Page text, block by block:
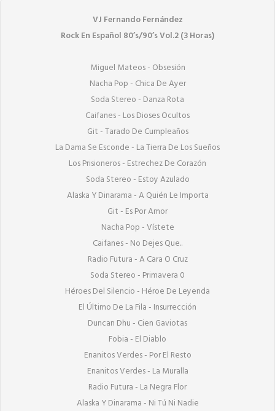
VJ Fernando Fernández
Rock En Español 80’s/90’s Vol.2 (3 Horas)
Miguel Mateos - Obsesión
Nacha Pop - Chica De Ayer
Soda Stereo - Danza Rota
Caifanes - Los Dioses Ocultos
Git - Tarado De Cumpleaños
La Dama Se Esconde - La Tierra De Los Sueños
Los Prisioneros - Estrechez De Corazón
Soda Stereo - Estoy Azulado
Alaska Y Dinarama - A Quién Le Importa
Git - Es Por Amor
Nacha Pop - Vístete
Caifanes - No Dejes Que..
Radio Futura - A Cara O Cruz
Soda Stereo - Primavera 0
Héroes Del Silencio - Héroe De Leyenda
El Último De La Fila - Insurrección
Duncan Dhu - Cien Gaviotas
Fobia - El Diablo
Enanitos Verdes - Por El Resto
Enanitos Verdes - La Muralla
Radio Futura - La Negra Flor
Alaska Y Dinarama - Ni Tú Ni Nadie